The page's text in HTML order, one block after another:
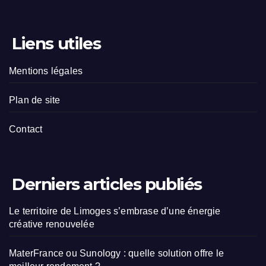
Liens utiles
Mentions légales
Plan de site
Contact
Derniers articles publiés
Le territoire de Limoges s’embrase d’une énergie
créative renouvelée
MaterFrance ou Sunology : quelle solution offre le